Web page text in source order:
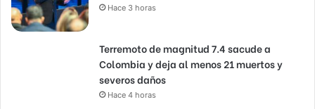
Hace 3 horas
Terremoto de magnitud 7.4 sacude a
Colombia y deja al menos 21 muertos y
severos daños
Hace 4 horas